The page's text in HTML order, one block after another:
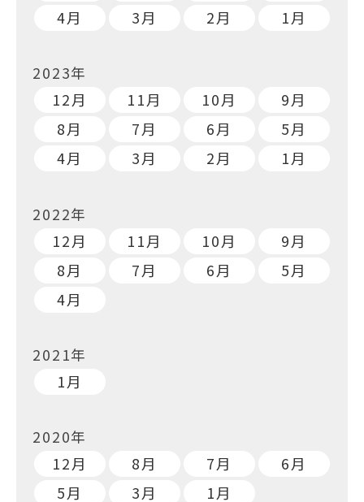
4月
3月 2月 1月
2023年
12月
11月 10月
9月
8月
7月 6月
5月
4月
3月 2月 1月
2022年
12月
11月 10月
9月
8月
7月 6月
5月
4月
2021年
1月
2020年
12月
8月 7月
6月
5月
3月 1月